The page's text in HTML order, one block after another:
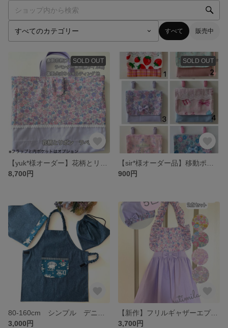
すべて 販売中
SOLD OUT
8,700円
SOLD OUT
900円
3,000円
【新作】フリルギャザーエプロン2点セット 5色♪80-160cm 花柄 リボン 着脱簡単 パステルカラー 紐結び 三角巾 前結び 後ろ結び 被るだけ プレゼント お手伝い クッキング
3,700円